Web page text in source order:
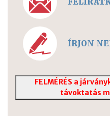
ÍRJON
FELMÉRÉS a
távoktatás